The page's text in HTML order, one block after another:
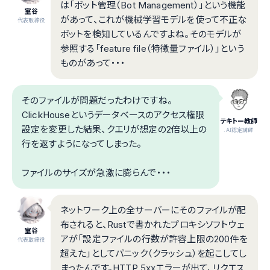
室谷
代表取締役
は「ボット管理（Bot Management）」という機能
があって、これが機械学習モデルを使って不正な
ボットを検知しているんですよね。そのモデルが
参照する「feature file（特徴量ファイル）」という
ものがあって・・・
テキトー教師
.AI認定講師
そのファイルが問題だったわけですね。
ClickHouseというデータベースのアクセス権限
設定を変更した結果、クエリが想定の2倍以上の
行を返すようになってしまった。
ファイルのサイズが急激に膨らんで・・・
室谷
代表取締役
ネットワーク上の全サーバーにそのファイルが配
布されると、Rustで書かれたプロキシソフトウェ
アが「設定ファイルの行数が許容上限の200件を
超えた」としてパニック（クラッシュ）を起こしてし